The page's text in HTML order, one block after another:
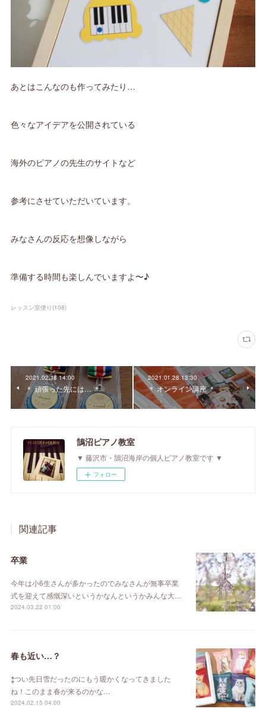
あとはこんなのも作ってみたり…
色々なアイデアを公開されている
海外のピアノの先生のサイトなど
参考にさせていただいています。
みなさんの反応を想像しながら
準備する時間も楽しんでいますよ〜♪
レッスン室便り (108)
2021.02.18 14:00
＊ 頑張った先には… ＊
2021.01.28 13:30
＊ オンライン講座 ＊
鵠沼ピアノ教室
▼ 藤沢市・鵠沼海岸の個人ピアノ教室です ▼
フォロー
関連記事
卒業
今年は小6生さんが多かったのでみなさんが無事卒業
式を迎えて感慨深いというかなんというかみんな大…
2024.03.22 01:00
春も近い…？
⁑つい先日雪だったのにもう暖かくなってきました
ね！このまま春が来るのかな…
2024.02.15 04:00